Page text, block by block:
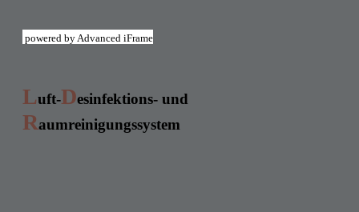
powered by Advanced iFrame
Luft-Desinfektions- und
Raumreinigungssystem